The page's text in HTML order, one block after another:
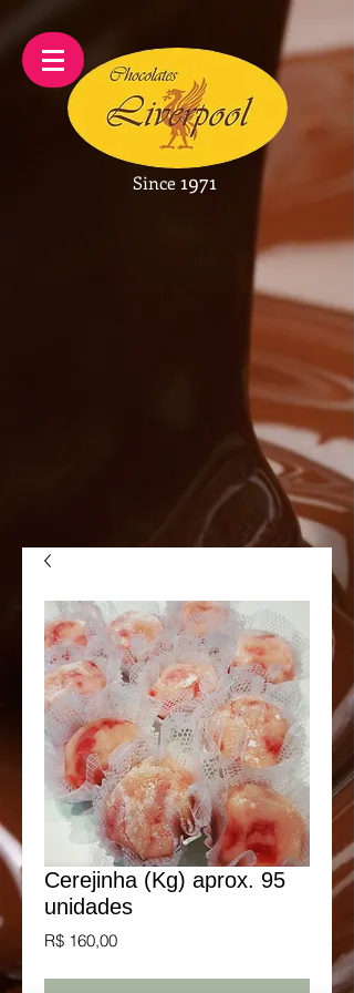
Since1971
Cerejinha (Kg) aprox. 95
unidades
R$ 160,00Preço